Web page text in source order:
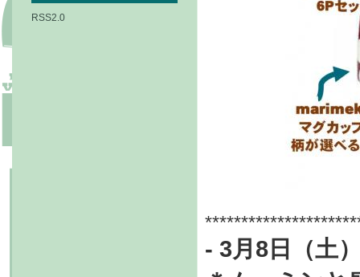
- 3月8日（土
RSS2.0